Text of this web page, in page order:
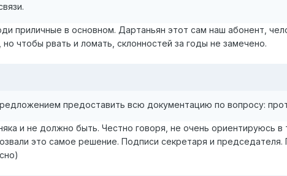
приличные в основном. Дартаньян этот сам наш абонент,
чтобы рвать и ломать, склонностей за годы не замечено.
предоставить всю документацию по вопросу:
и не должно быть. Честно говоря, не очень ориентируюсь
это самое решение. Подписи секретаря и председателя.